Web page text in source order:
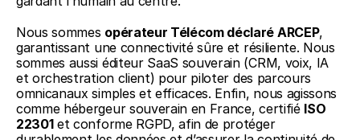
Nous sommes opérateur Télécom déclaré ARCEP,
garantissant une connectivité sûre et résiliente. Nous
sommes aussi éditeur SaaS souverain (CRM, voix, IA
et orchestration client) pour piloter des parcours
omnicanaux simples et efficaces. Enfin, nous agissons
comme hébergeur souverain en France, certifié ISO
22301 et conforme RGPD, afin de protéger